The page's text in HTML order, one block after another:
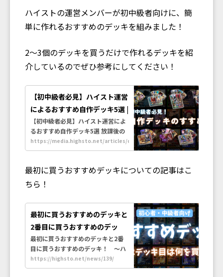
ハイストの運営メンバーが初中級者向けに、簡
単に作れるおすすめのデッキを組みました！
2〜3個のデッキを買うだけで作れるデッキを紹
介しているのでぜひ参考にしてください！
【初中級者必見】ハイスト運営
によるおすすめ自作デッキ5選 |
放課後のハイスト | 大学生が本
気で今と未来の教育を楽しむメ
ディア
【初中級者必見】ハイスト運営によ
るおすすめ自作デッキ5選 放課後の
ハイストは大学生が本気で今と未来
の教育を楽しむメディアです。
https://media.highsto.net/articles/deckbuild-
starters
最初に買うおすすめデッキについての記事はこ
ちら！
最初に買うおすすめのデッキと
2番目に買うおすすめのデッ
キ！ 〜ハイスト初心者・中級
者に送るハイスト講座〜 |
Hi!story【ハイスト】歴史カー
最初に買うおすすめのデッキと2番
目に買うおすすめのデッキ！ 〜ハ
イスト初心者・中級者に送るハイス
ト講座〜 | Hi!story【ハイスト】は
https://highsto.net/news/139/